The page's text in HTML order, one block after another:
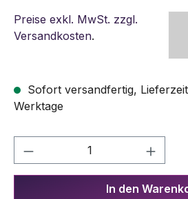
Preise exkl. MwSt. zzgl.
Versandkosten.
Sofort versandfertig,
Werktage
Produkt Anzahl: Gib
In den